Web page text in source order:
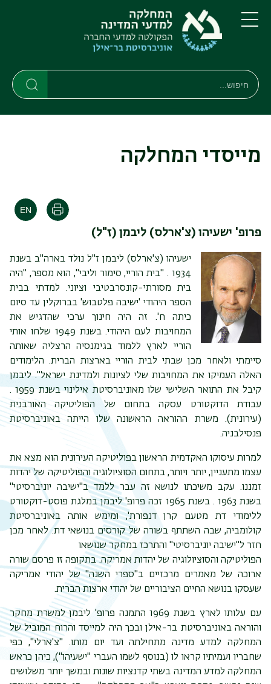
דילוג
לתוכן
העיקרי
דילוג
לתפריט
ניווט
ראשי
תפריט
חיפוש
Search
מייסדי המחלקה
הדפסה
פרופ' ישעיהו (צ'ארלס) ליבמן (ז"ל)
ישעיהו (צ'ארלס) ליבמן ז"ל נולד בארה"ב בשנת
1934 . "בית הוריי, סימור וליבי", הוא מספר, "היה
בית מסורתי-קונסרבטיבי וציוני. למדתי בבית
הספר היהודי 'ישיבה פלטבוש' בברוקלין עד סיום
כיתה ח'. זה היה חינוך ערכי שהדגיש את
המחויבות לעם היהודי. בשנת 1949 שלחו אותי
הוריי לארץ ללמוד בגימנסיה הרצליה שאותה
סיימתי ולאחר מכן שבתי לבית הוריי בארצות הברית. הלימודים
האלה העמיקו את המחויבות שלי לציונות ולמדינת ישראל". ליבמן
קיבל את התואר השלישי שלו מאוניברסיטת אילינוי בשנת 1959 .
עבודת הדוקטורט עסקה בתחום של הפוליטיקה האורבנית
(עירונית). משרת ההוראה הראשונה שלו הייתה באוניברסיטת
פנסילבניה.
למרות עיסוקו האקדמית הראשון בפוליטיקה העירונית הוא מצא את
עצמו מתעניין, יותר ויותר, בתחום הסוציולוגיה והפוליטיקה של יהדות
זמננו. עקב משיכתו לנושא זה עבר ללמד ב"ישיבה יוניברסיטי"
בשנת 1963 . בשנת 1965 זכה פרופ' ליבמן במלגת פוסט-דוקטורט
ללימודי דת מטעם קרן דנפורת', ומימש אותה באוניברסיטת
קולומביה, שבה השתתף בשורה של קורסים בנושאי דת. לאחר מכן
חזר ל"ישיבה יוניברסיטי" והתרכז במחקר שנושאו
הפוליטיקה והסוציולוגיה של יהדות אמריקה. בתקופה זו פרסם שורה
ארוכה של מאמרים מרכזיים ב"ספרי השנה" של יהודי אמריקה
שעסקו בנושא החיים הציבוריים של יהודי ארצות הברית.
עם עלותו לארץ בשנת 1969 התמנה פרופ' ליבמן למשרת מחקר
והוראה באוניברסיטת בר-אילן ובכך היה למייסד והרוח המוביל של
המחלקה למדע מדינה מתחילתה ועד יום מותו. "צ'ארלי", כפי
שחבריו ועמיתיו קראו לו (בנוסף לשמו העברי "ישעיהו"), כיהן כראש
המחלקה למדע המדינה בשתי קדנציות שונות ובמשך יותר משלושים